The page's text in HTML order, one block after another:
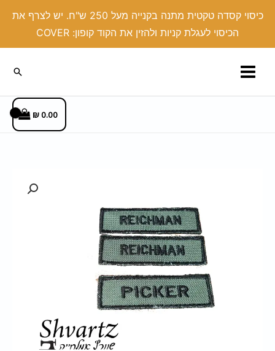
כיסוי קסדה טקטית מתנה בקנייה מעל 250 ש"ח. יש לצרף את
הכיסוי לעגלת קניות ולהזין את הקוד קופון: COVER
חיפוש
0.00
₪